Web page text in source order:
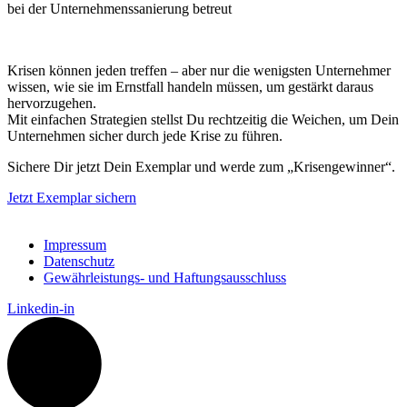
bei der Unternehmenssanierung betreut
Krisen können jeden treffen – aber nur die wenigsten Unternehmer
wissen, wie sie im Ernstfall handeln müssen, um gestärkt daraus
hervorzugehen.
Mit einfachen Strategien stellst Du rechtzeitig die Weichen, um Dein
Unternehmen sicher durch jede Krise zu führen.
Sichere Dir jetzt Dein Exemplar und werde zum „Krisengewinner“.
Jetzt Exemplar sichern
Impressum
Datenschutz
Gewährleistungs- und Haftungsausschluss
Linkedin-in